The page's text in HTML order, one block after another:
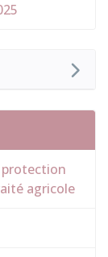
protection
agricole